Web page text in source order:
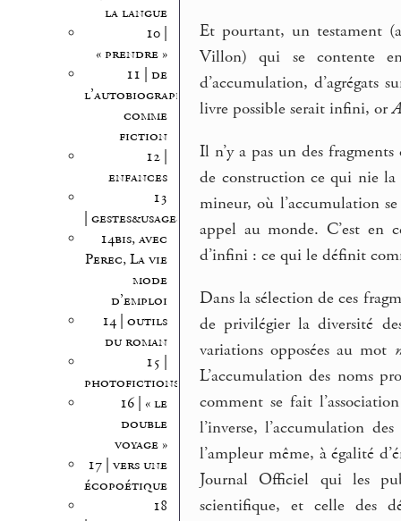
la langue
10 |
« prendre »
11 | de
l’autobiographie
comme
fiction
12 |
enfances
13
| gestes&usages
14bis, avec
Perec, La vie
mode
d’emploi
14 | outils
du roman
15 |
photofictions
16 | « le
double
voyage »
17 | vers une
écopoétique
18
Et pourtant, un testament
Villon) qui se contente
d’accumulation, d’agrégats
livre possible serait infini, or
Il n’y a pas un des fragments
de construction ce qui nie
mineur, où l’accumulation
appel au monde. C’est en
d’infini : ce qui le définit
Dans la sélection de ces
de privilégier la diversité
variations opposées au mot
L’accumulation des noms
comment se fait
l’inverse, l’accumulation
l’ampleur même, à égalité
Journal Officiel qui les
scientifique, et celle des